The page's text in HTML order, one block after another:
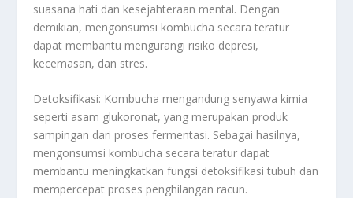
suasana hati dan kesejahteraan mental. Dengan
demikian, mengonsumsi kombucha secara teratur
dapat membantu mengurangi risiko depresi,
kecemasan, dan stres.
Detoksifikasi: Kombucha mengandung senyawa kimia
seperti asam glukoronat, yang merupakan produk
sampingan dari proses fermentasi. Sebagai hasilnya,
mengonsumsi kombucha secara teratur dapat
membantu meningkatkan fungsi detoksifikasi tubuh dan
mempercepat proses penghilangan racun.